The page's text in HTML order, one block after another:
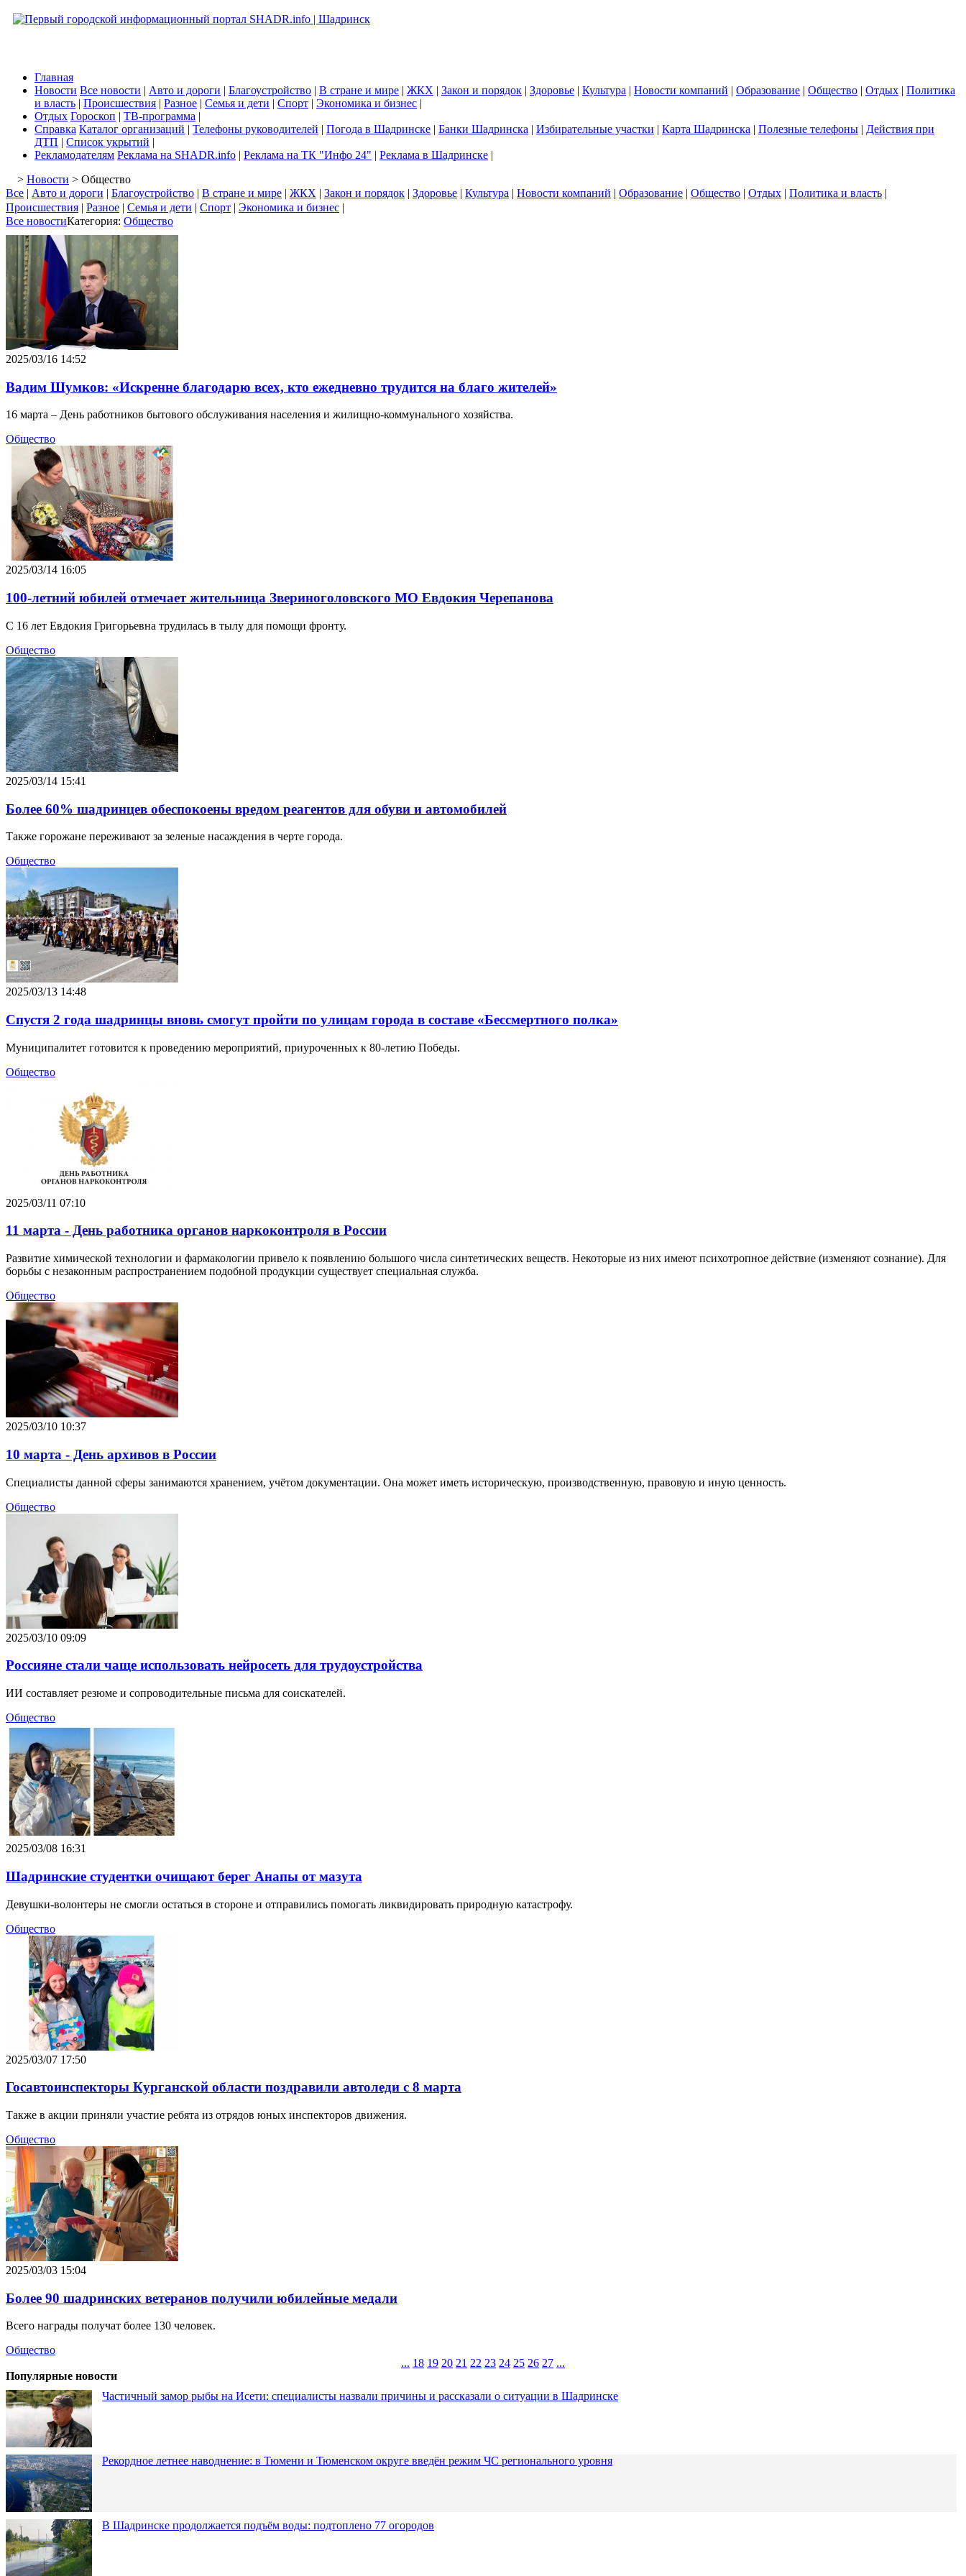
Главная
Новости Все новости | Авто и дороги | Благоустройство | В стране и мире | ЖКХ | Закон и порядок | Здоровье | Культура | Новости компаний | Образование | Общество | Отдых | Политика
и власть | Происшествия | Разное | Семья и дети | Спорт | Экономика и бизнес |
Отдых Гороскоп | ТВ-программа |
Справка Каталог организаций | Телефоны руководителей | Погода в Шадринске | Банки Шадринска | Избирательные участки | Карта Шадринска | Полезные телефоны | Действия при
ДТП | Список укрытий |
Рекламодателям Реклама на SHADR.info | Реклама на ТК "Инфо 24" | Реклама в Шадринске |
> Новости > Общество
Все | Авто и дороги | Благоустройство | В стране и мире | ЖКХ | Закон и порядок | Здоровье | Культура | Новости компаний | Образование | Общество | Отдых | Политика и власть |
Происшествия | Разное | Семья и дети | Спорт | Экономика и бизнес |
Все новостиКатегория: Общество
2025/03/16 14:52
Вадим Шумков: «Искренне благодарю всех, кто ежедневно трудится на благо жителей»
16 марта – День работников бытового обслуживания населения и жилищно-коммунального хозяйства.
Общество
2025/03/14 16:05
100-летний юбилей отмечает жительница Звериноголовского МО Евдокия Черепанова
С 16 лет Евдокия Григорьевна трудилась в тылу для помощи фронту.
Общество
2025/03/14 15:41
Более 60% шадринцев обеспокоены вредом реагентов для обуви и автомобилей
Также горожане переживают за зеленые насаждения в черте города.
Общество
2025/03/13 14:48
Спустя 2 года шадринцы вновь смогут пройти по улицам города в составе «Бессмертного полка»
Муниципалитет готовится к проведению мероприятий, приуроченных к 80-летию Победы.
Общество
2025/03/11 07:10
11 марта - День работника органов наркоконтроля в России
Развитие химической технологии и фармакологии привело к появлению большого числа синтетических веществ. Некоторые из них имеют психотропное действие (изменяют сознание). Для
борьбы с незаконным распространением подобной продукции существует специальная служба.
Общество
2025/03/10 10:37
10 марта - День архивов в России
Специалисты данной сферы занимаются хранением, учётом документации. Она может иметь историческую, производственную, правовую и иную ценность.
Общество
2025/03/10 09:09
Россияне стали чаще использовать нейросеть для трудоустройства
ИИ составляет резюме и сопроводительные письма для соискателей.
Общество
2025/03/08 16:31
Шадринские студентки очищают берег Анапы от мазута
Девушки-волонтеры не смогли остаться в стороне и отправились помогать ликвидировать природную катастрофу.
Общество
2025/03/07 17:50
Госавтоинспекторы Курганской области поздравили автоледи с 8 марта
Также в акции приняли участие ребята из отрядов юных инспекторов движения.
Общество
2025/03/03 15:04
Более 90 шадринских ветеранов получили юбилейные медали
Всего награды получат более 130 человек.
Общество
... 18 19 20 21 22 23 24 25 26 27 ...
Популярные новости
Частичный замор рыбы на Исети: специалисты назвали причины и рассказали о ситуации в Шадринске
Рекордное летнее наводнение: в Тюмени и Тюменском округе введён режим ЧС регионального уровня
В Шадринске продолжается подъём воды: подтоплено 77 огородов